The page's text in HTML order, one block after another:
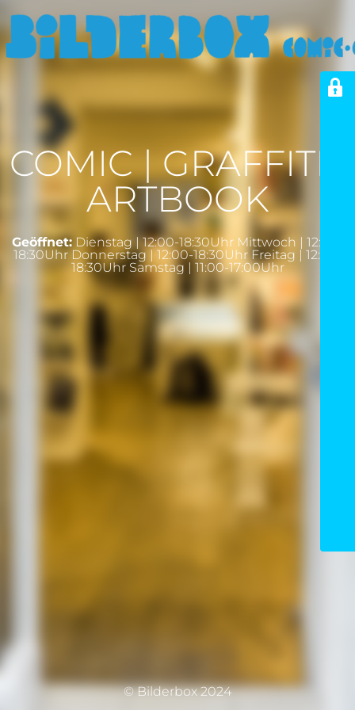
COMIC | GRAFFITI |
ARTBOOK
Geöffnet: Dienstag | 12:00-18:30Uhr Mittwoch | 12:00-
18:30Uhr Donnerstag | 12:00-18:30Uhr Freitag | 12:00-
18:30Uhr Samstag | 11:00-17:00Uhr
© Bilderbox 2024